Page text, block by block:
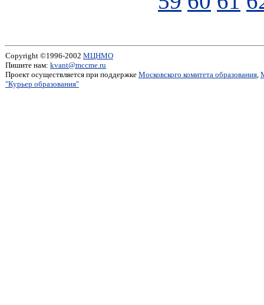
Copyright ©1996-2002 МЦНМО
Пишите нам: kvant@mccme.ru
Проект осуществляется при поддержке Московского комитета образования,
"Курьер образования"